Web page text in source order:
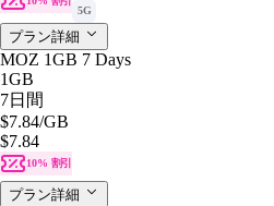
5G
プラン詳細
MOZ 1GB 7 Days
1GB
7日間
$7.84/GB
$7.84
10% 割引
プラン詳細